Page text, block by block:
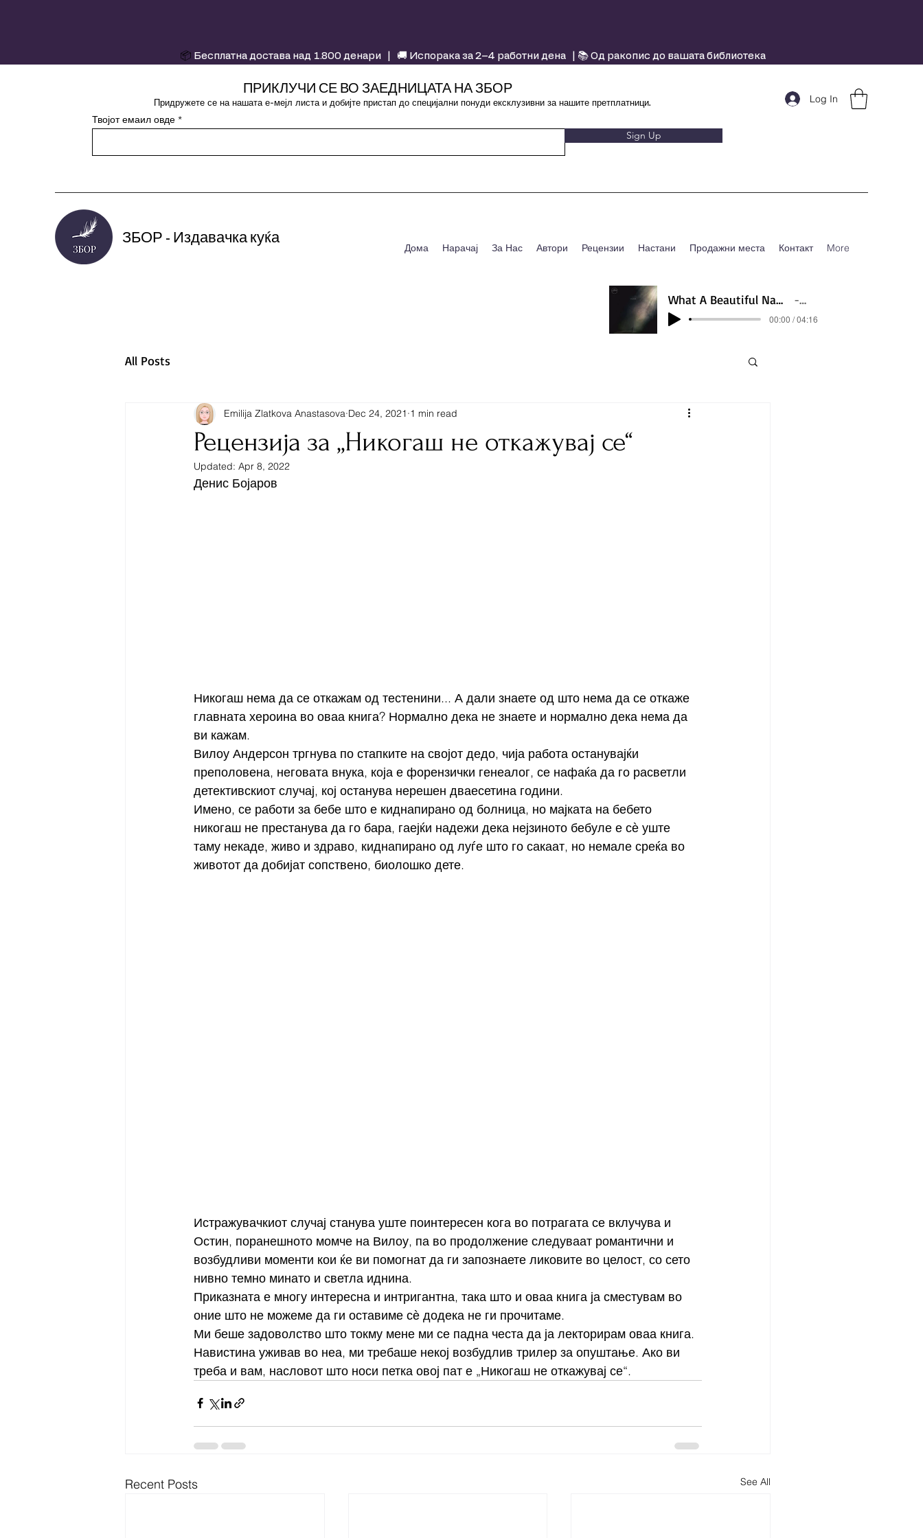
📦 Бесплатна достава над 1.800 денари | 🚚 Испорака за 2–4 работни дена | 📚 Од ракопис до вашата библиотека
Log In
ПРИКЛУЧИ СЕ ВО ЗАЕДНИЦАТА НА ЗБОР
Придружете се на нашата е-мејл листа и добијте пристап до специјални понуди ексклузивни за нашите претплатници.
Твојот емаил овде
Sign Up
ЗБОР - Издавачка куќа
Дома Нарачај За Нас Автори Рецензии Настани Продажни места Контакт More
What A Beautiful Name - Hillsong - Violin cover by Daniel Jang Artist Name
00:00 / 04:16
All Posts
Рецензија за „Никогаш не откажувај се“
Emilija Zlatkova Anastasova Dec 24, 2021 1 min read
Updated: Apr 8, 2022
Денис Бојаров
Никогаш нема да се откажам од тестенини... А дали знаете од што нема да се откаже
главната хероина во оваа книга? Нормално дека не знаете и нормално дека нема да
ви кажам.
Вилоу Андерсон тргнува по стапките на својот дедо, чија работа останувајќи
преполовена, неговата внука, која е форензички генеалог, се нафаќа да го расветли
детективскиот случај, кој останува нерешен дваесетина години.
Имено, се работи за бебе што е киднапирано од болница, но мајката на бебето
никогаш не престанува да го бара, гаејќи надежи дека нејзиното бебуле е сѐ уште
таму некаде, живо и здраво, киднапирано од луѓе што го сакаат, но немале среќа во
животот да добијат сопствено, биолошко дете.
Истражувачкиот случај станува уште поинтересен кога во потрагата се вклучува и
Остин, поранешното момче на Вилоу, па во продолжение следуваат романтични и
возбудливи моменти кои ќе ви помогнат да ги запознаете ликовите во целост, со сето
нивно темно минато и светла иднина.
Приказната е многу интересна и интригантна, така што и оваа книга ја сместувам во
оние што не можеме да ги оставиме сѐ додека не ги прочитаме.
Ми беше задоволство што токму мене ми се падна честа да ја лекторирам оваа книга.
Навистина уживав во неа, ми требаше некој возбудлив трилер за опуштање. Ако ви
треба и вам, насловот што носи петка овој пат е „Никогаш не откажувај се“.
Recent Posts See All